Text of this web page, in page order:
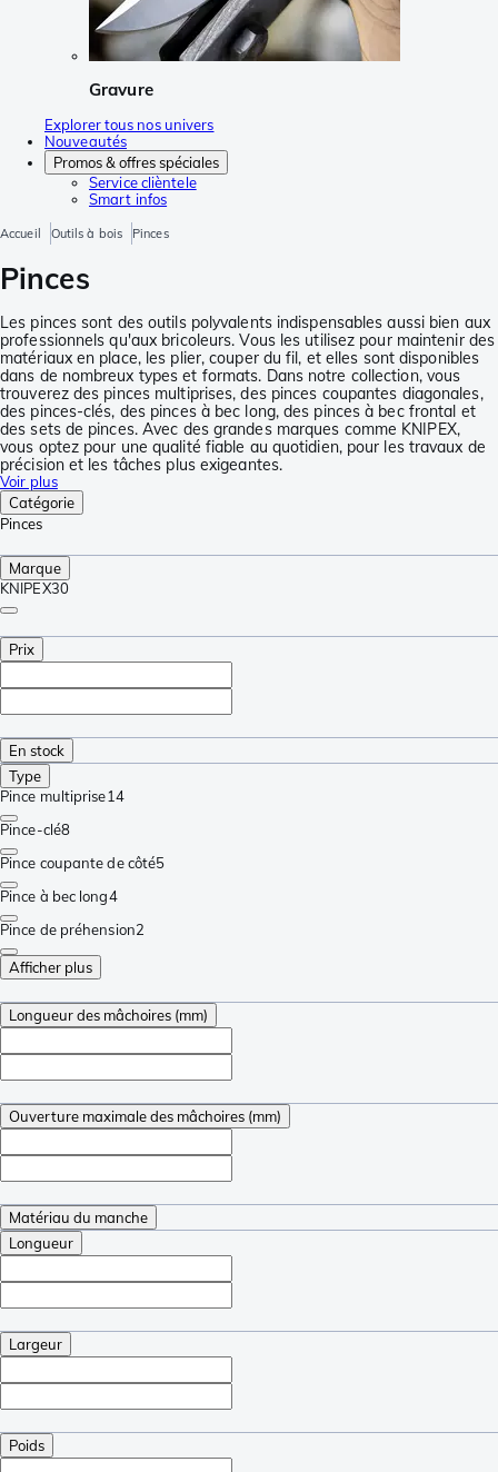
Gravure
Explorer tous nos univers
Nouveautés
Promos & offres spéciales
Service clièntele
Smart infos
Accueil Outils à bois Pinces
Pinces
Les pinces sont des outils polyvalents indispensables aussi bien aux
professionnels qu'aux bricoleurs. Vous les utilisez pour maintenir des
matériaux en place, les plier, couper du fil, et elles sont disponibles
dans de nombreux types et formats. Dans notre collection, vous
trouverez des pinces multiprises, des pinces coupantes diagonales,
des pinces-clés, des pinces à bec long, des pinces à bec frontal et
des sets de pinces. Avec des grandes marques comme KNIPEX,
vous optez pour une qualité fiable au quotidien, pour les travaux de
précision et les tâches plus exigeantes.
Voir plus
Catégorie
Pinces
Marque
KNIPEX30
Prix
En stock
Type
Pince multiprise14
Pince-clé8
Pince coupante de côté5
Pince à bec long4
Pince de préhension2
Afficher plus
Longueur des mâchoires (mm)
Ouverture maximale des mâchoires (mm)
Matériau du manche
Longueur
Largeur
Poids